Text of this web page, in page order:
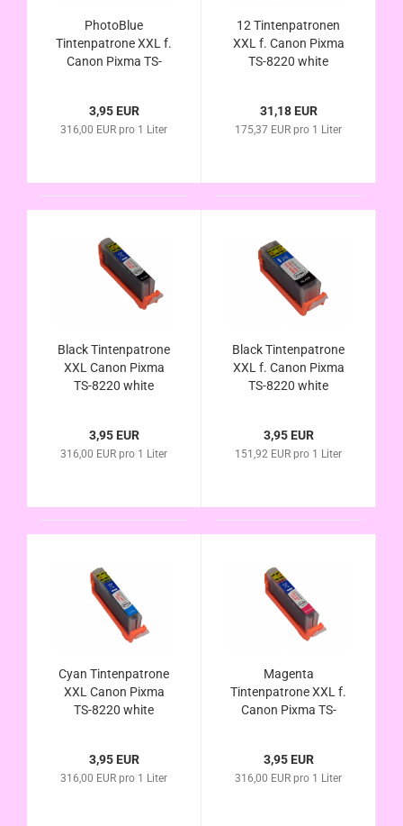
PhotoBlue
Tintenpatrone XXL f.
Canon Pixma TS-
kompatibel
3,95 EUR
316,00 EUR pro 1 Liter
12 Tintenpatronen
XXL f. Canon Pixma
TS-8220 white
Vorteilspack
31,18 EUR
175,37 EUR pro 1 Liter
Black Tintenpatrone
XXL Canon Pixma
TS-8220 white
3,95 EUR
316,00 EUR pro 1 Liter
Black Tintenpatrone
XXL f. Canon Pixma
TS-8220 white
3,95 EUR
151,92 EUR pro 1 Liter
Cyan Tintenpatrone
XXL Canon Pixma
TS-8220 white
3,95 EUR
316,00 EUR pro 1 Liter
Magenta
Tintenpatrone XXL f.
Canon Pixma TS-
kompatibel
3,95 EUR
316,00 EUR pro 1 Liter